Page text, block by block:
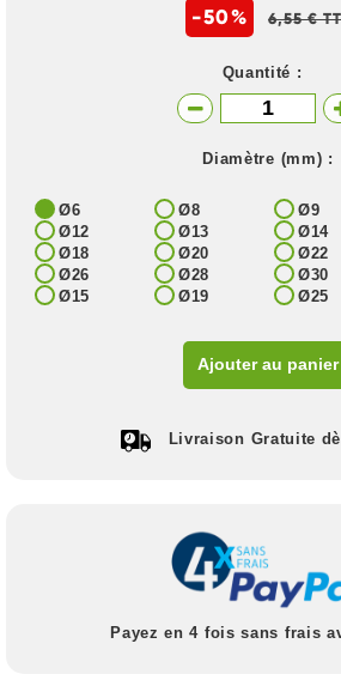
-50% 6,55 €
Quantité :
Diamètre (mm) :
Ø6 Ø8 Ø9
Ø12
Ø13 Ø14
Ø18
Ø20 Ø22
Ø26
Ø28 Ø30
Ø15
Ø19 Ø25
Ajouter au panier
Livraison Gratuite
Payez en 4 fois sans frais